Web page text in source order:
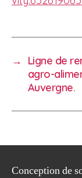
→
Ligne de
agro-
Auvergne.
Conception de